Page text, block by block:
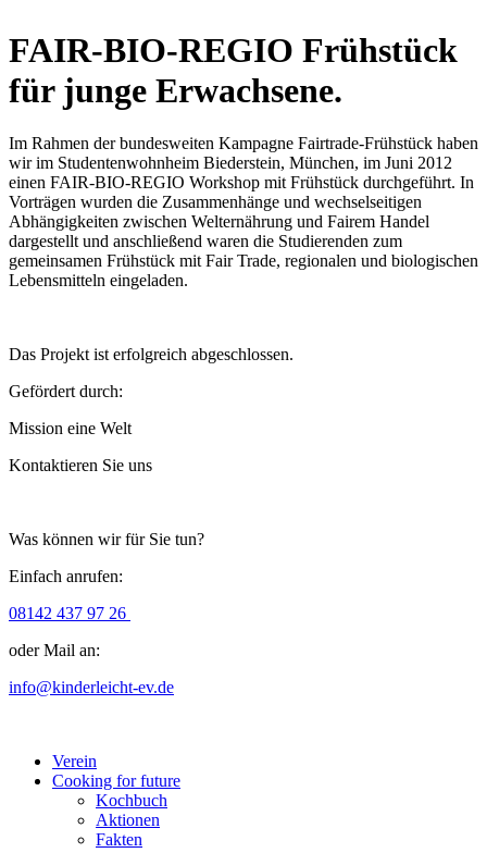
FAIR-BIO-REGIO Frühstück
für junge Erwachsene.
Im Rahmen der bundesweiten Kampagne Fairtrade-Frühstück haben
wir im Studentenwohnheim Biederstein, München, im Juni 2012
einen FAIR-BIO-REGIO Workshop mit Frühstück durchgeführt. In
Vorträgen wurden die Zusammenhänge und wechselseitigen
Abhängigkeiten zwischen Welternährung und Fairem Handel
dargestellt und anschließend waren die Studierenden zum
gemeinsamen Frühstück mit Fair Trade, regionalen und biologischen
Lebensmitteln eingeladen.
Das Projekt ist erfolgreich abgeschlossen.
Gefördert durch:
Mission eine Welt
Kontaktieren Sie uns
Was können wir für Sie tun?
Einfach anrufen:
08142 437 97 26
oder Mail an:
info@kinderleicht-ev.de
Verein
Cooking for future
Kochbuch
Aktionen
Fakten